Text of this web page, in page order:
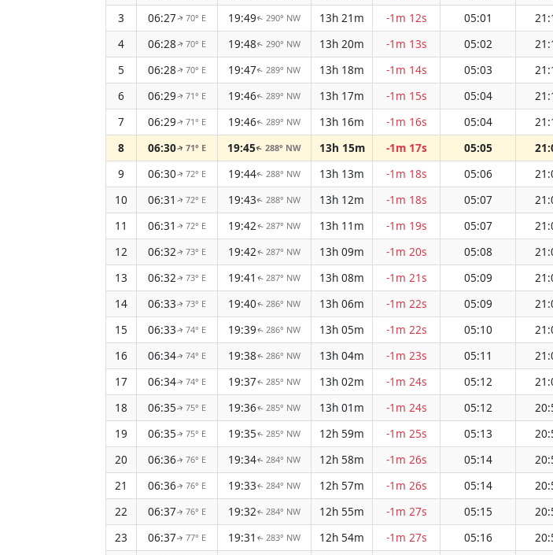
3
06:27↑70° E 19:49↑ 290° NW 13h 21m -1m 12s 05:01
4
06:28↑70° E 19:48↑ 290° NW 13h 20m -1m 13s 05:02
5
06:28↑70° E 19:47↑ 289° NW 13h 18m -1m 14s 05:03
6
06:29↑71° E 19:46↑ 289° NW 13h 17m -1m 15s 05:04
7
06:29↑71° E 19:46↑ 289° NW 13h 16m -1m 16s 05:04
8
06:30↑71° E 19:45↑288° NW 13h 15m -1m 17s 05:05
9
06:30↑72° E 19:44↑ 288° NW 13h 13m -1m 18s 05:06
10
06:31 ↑72° E 19:43↑ 288° NW 13h 12m -1m 18s 05:07
11
06:31 ↑72° E 19:42↑ 287° NW 13h 11m -1m 19s 05:07
12
06:32↑73° E 19:42↑ 287° NW 13h 09m -1m 20s 05:08
13
06:32↑73° E 19:41 ↑ 287° NW 13h 08m -1m 21s 05:09
14
06:33↑73° E 19:40↑ 286° NW 13h 06m -1m 22s 05:09
15
06:33↑ 74° E 19:39↑ 286° NW 13h 05m -1m 22s 05:10
16
06:34↑ 74° E 19:38↑ 286° NW 13h 04m -1m 23s 05:11
17
06:34↑ 74° E 19:37↑ 285° NW 13h 02m -1m 24s 05:12
18
06:35↑ 75° E 19:36↑ 285° NW 13h 01m -1m 24s 05:12
19
06:35↑ 75° E 19:35↑ 285° NW 12h 59m -1m 25s 05:13
20
06:36↑ 76° E 19:34↑ 284° NW 12h 58m -1m 26s 05:14
21
06:36↑ 76° E 19:33↑ 284° NW 12h 57m -1m 26s 05:14
22
06:37↑ 76° E 19:32↑ 284° NW 12h 55m -1m 27s 05:15
23
06:37↑ 77° E 19:31 ↑ 283° NW 12h 54m -1m 27s 05:16